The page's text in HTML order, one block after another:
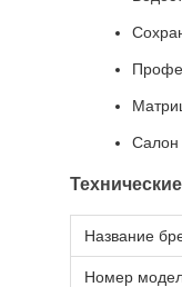
Салон
Название
Номер